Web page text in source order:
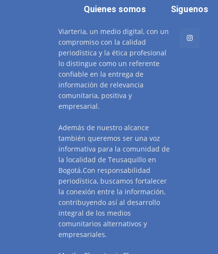
Quienes somos
Viarteria, un medio digital, con un
compromiso con la calidad
periodística y la ética profesional
lo distingue como un referente
confiable en la entrega de
información de relevancia
comunitaria, positiva y
empresarial.
Además de nuestro alcance
también queremos ser una voz
informativa para la comunidad de
la localidad de Teusaquillo en
Bogotá.Con responsabilidad
periodística, buscamos fortalecer
la conexión entre la información,
contribuyendo así al desarrollo
integral de los medios
comunitarios alternativos y
empresariales.
Siguenos